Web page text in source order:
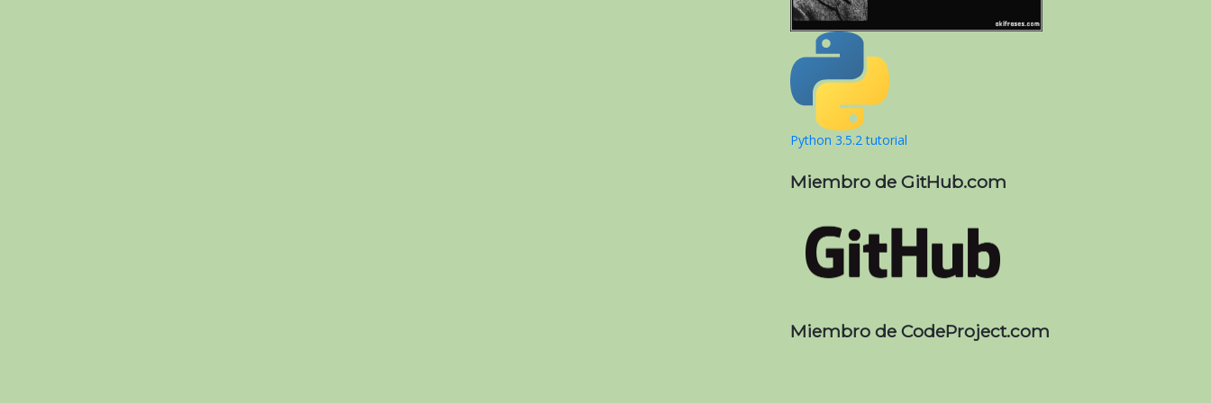
Python 3.5.2 tutorial
Miembro de GitHub.com
Miembro de CodeProject.com